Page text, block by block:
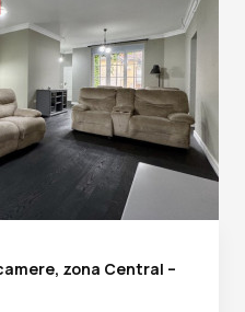
zona Central –